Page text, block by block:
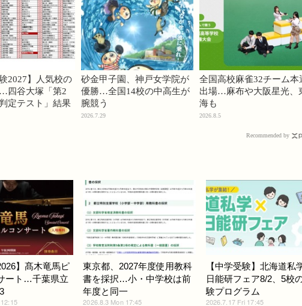
2027】人気校の
四谷大塚「第2
定テスト」結果
砂金甲子園、神戸女学院が
優勝…全国14校の中高生が
腕競う
2026.7.29
全国高校麻雀32チーム本
出場…麻布や大阪星光、
海も
2026.8.5
Recommended by
】髙木竜馬ピ
ート…千葉県立
東京都、2027年度使用教科
書を採択…小・中学校は前
年度と同一
2026.8.3 Mon 17:45
【中学受験】北海道私
日能研フェア8/2、5校
験プログラム
2026.7.17 Fri 17:45